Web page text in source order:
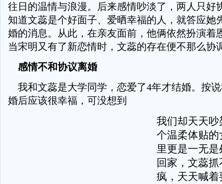
往日的温情与浪漫。后来感情吵淡了，两人只好
知道文蕊是个好面子、爱晒幸福的人，就答应她
婚的消息。从此，在亲友面前，他俩依然扮演着
当宋明又有了新恋情时，文蕊的存在便不那么
感情不和协议离婚
我和文蕊是大学同学，恋爱了4年才结婚。按
婚后应该很幸福，可没想到
我们却天天
个温柔体贴
里更是一无
回家，文蕊
疯，天天喊